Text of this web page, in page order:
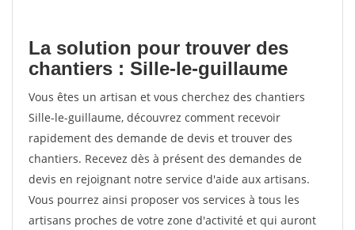
La solution pour trouver des
chantiers : Sille-le-guillaume
Vous êtes un artisan et vous cherchez des chantiers
Sille-le-guillaume, découvrez comment recevoir
rapidement des demande de devis et trouver des
chantiers. Recevez dès à présent des demandes de
devis en rejoignant notre service d'aide aux artisans.
Vous pourrez ainsi proposer vos services à tous les
artisans proches de votre zone d'activité et qui auront